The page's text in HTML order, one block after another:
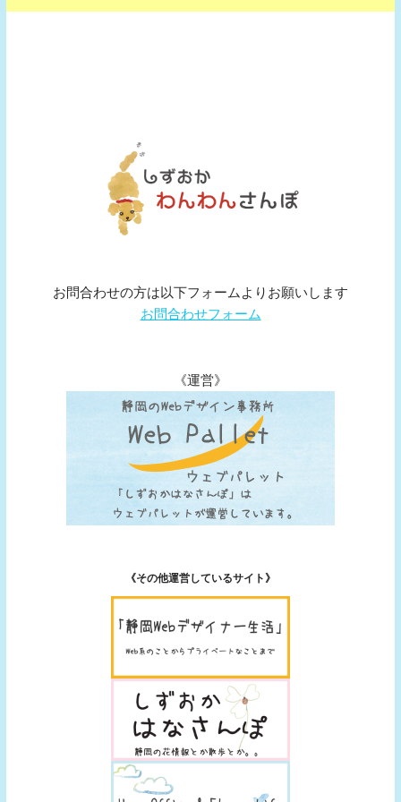
お問合わせの方は以下フォームよりお願いします
お問合わせフォーム
《運営》
《その他運営しているサイト》